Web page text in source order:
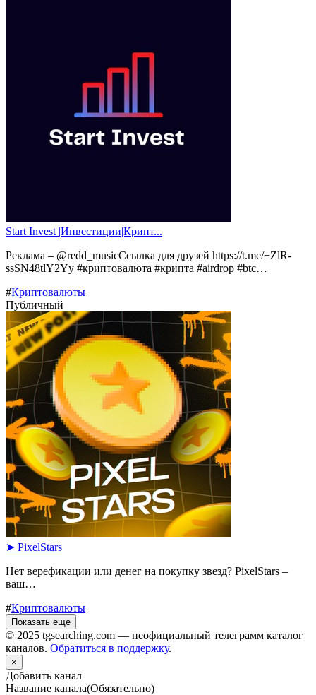
Start Invest |Инвестиции|Крипт...
Реклама – @redd_musicСсылка для друзей https://t.me/+ZlR-
ssSN48tlY2Yy #криптовалюта #крипта #airdrop #btc…
#Криптовалюты
Публичный
➤ PixelStars
Нет верефикации или денег на покупку звезд? PixelStars –
ваш…
#Криптовалюты
Показать еще
© 2025 tgsearching.com — неофициальный телеграмм каталог
каналов. Обратиться в поддержку.
×
Добавить канал
Название канала(Обязательно)